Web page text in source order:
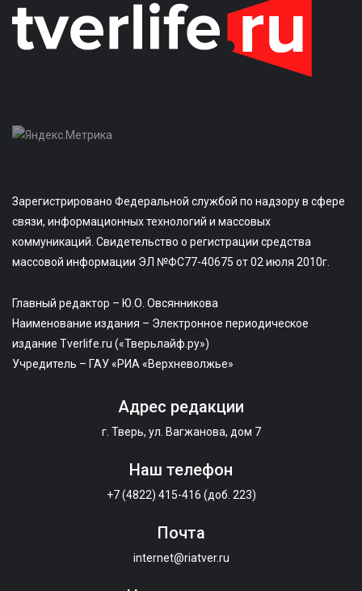
Зарегистрировано Федеральной службой по надзору в сфере
связи, информационных технологий и массовых
коммуникаций. Свидетельство о регистрации средства
массовой информации ЭЛ №ФС77-40675 от 02 июля 2010г.
Главный редактор – Ю.О. Овсянникова
Наименование издания – Электронное периодическое
издание Tverlife.ru («Тверьлайф.ру»)
Учредитель – ГАУ «РИА «Верхневолжье»
Адрес редакции
г. Тверь, ул. Вагжанова, дом 7
Наш телефон
+7 (4822) 415-416 (доб. 223)
Почта
internet@riatver.ru